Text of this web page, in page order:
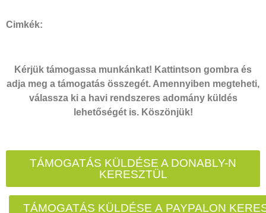
Cimkék:
Kérjük támogassa munkánkat! Kattintson gombra és
adja meg a támogatás összegét. Amennyiben megteheti,
válassza ki a havi rendszeres adomány küldés
lehetőségét is. Köszönjük!
TÁMOGATÁS KÜLDÉSE A DONABLY-N
KERESZTÜL
TÁMOGATÁS KÜLDÉSE A PAYPALON